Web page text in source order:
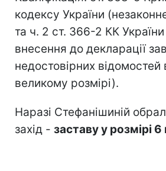
кодексу України
та ч. 2 ст. 366-2 КК
внесення до декларації
недостовірних
великому розмірі).
Наразі Стефанішиній
захід - заставу у розмірі